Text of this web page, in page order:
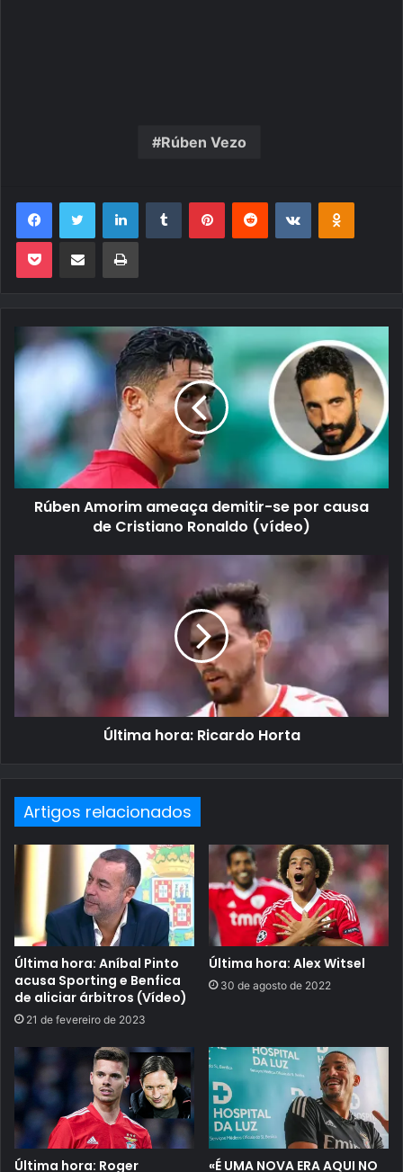
Rúben Vezo
FacebookTwitter LinkedinTumblr PinterestReddit VK OK
Pocket Compartilhar via e-mail Imprimir
Rúben Amorim ameaça demitir-se por causa
de Cristiano Ronaldo (vídeo)
Última hora: Ricardo Horta
Artigos relacionados
Última hora: Aníbal Pinto
acusa Sporting e Benfica
de aliciar árbitros (Vídeo)
21 de fevereiro de 2023
Última hora: Alex Witsel
30 de agosto de 2022
Última hora: Roger
«É UMA NOVA ERA AQUI NO